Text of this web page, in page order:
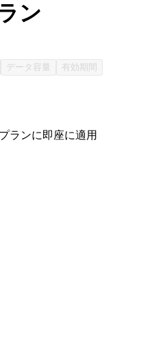
ン
データ容量 有効期間
ランに即座に適用